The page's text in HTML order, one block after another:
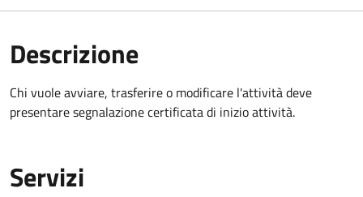
Descrizione
Chi vuole avviare, trasferire o modificare l'attività deve
presentaresegnalazione certificata di inizio attività.
Servizi